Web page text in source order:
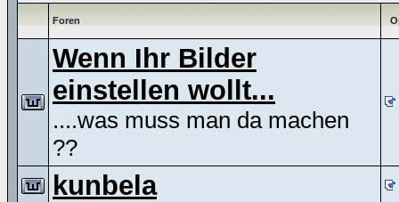
Foren
Wenn Ihr Bilder
einstellen wollt...
....was muss man da machen
??
kunbela